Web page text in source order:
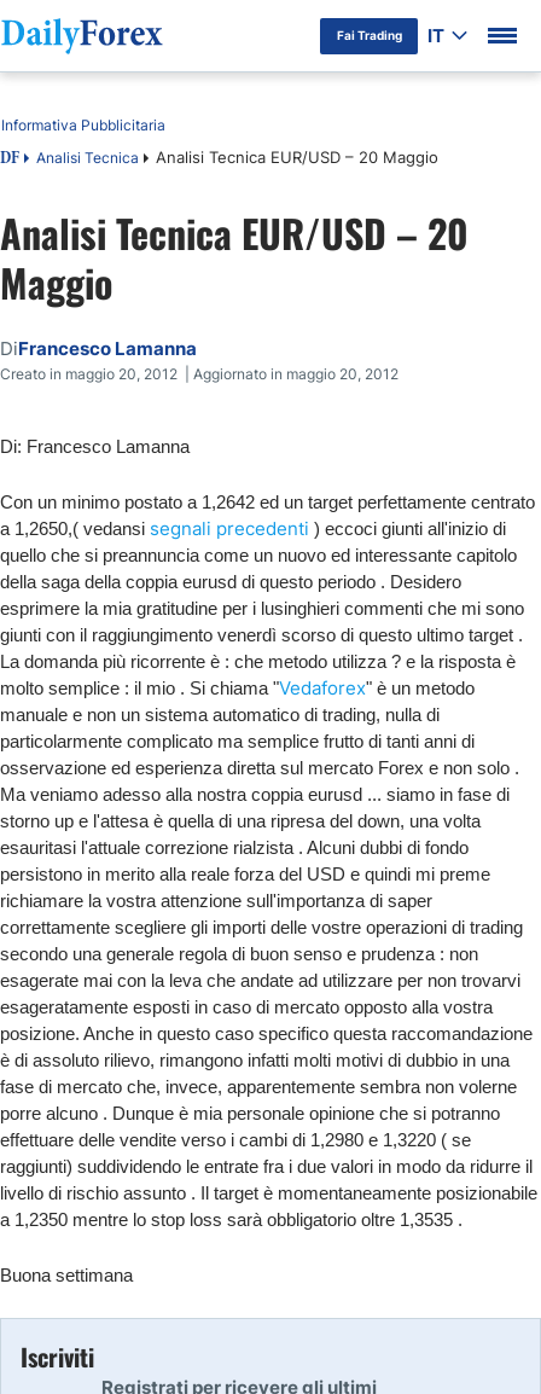
Fai Trading IT
Indice
DF Analisi Tecnica Analisi Tecnica EUR/USD – 20 Maggio
Informativa Pubblicitaria
Analisi Tecnica EUR/USD – 20
Maggio
DiFrancesco Lamanna
Creato in maggio 20, 2012 | Aggiornato in maggio 20, 2012
Di: Francesco Lamanna
Con un minimo postato a 1,2642 ed un target perfettamente centrato
a 1,2650,( vedansi segnali precedenti ) eccoci giunti all'inizio di
quello che si preannuncia come un nuovo ed interessante capitolo
della saga della coppia eurusd di questo periodo . Desidero
esprimere la mia gratitudine per i lusinghieri commenti che mi sono
giunti con il raggiungimento venerdì scorso di questo ultimo target .
La domanda più ricorrente è : che metodo utilizza ? e la risposta è
molto semplice : il mio . Si chiama "Vedaforex" è un metodo
manuale e non un sistema automatico di trading, nulla di
particolarmente complicato ma semplice frutto di tanti anni di
osservazione ed esperienza diretta sul mercato Forex e non solo .
Ma veniamo adesso alla nostra coppia eurusd ... siamo in fase di
storno up e l'attesa è quella di una ripresa del down, una volta
esauritasi l'attuale correzione rialzista . Alcuni dubbi di fondo
persistono in merito alla reale forza del USD e quindi mi preme
richiamare la vostra attenzione sull'importanza di saper
correttamente scegliere gli importi delle vostre operazioni di trading
secondo una generale regola di buon senso e prudenza : non
esagerate mai con la leva che andate ad utilizzare per non trovarvi
esageratamente esposti in caso di mercato opposto alla vostra
posizione. Anche in questo caso specifico questa raccomandazione
è di assoluto rilievo, rimangono infatti molti motivi di dubbio in una
fase di mercato che, invece, apparentemente sembra non volerne
porre alcuno . Dunque è mia personale opinione che si potranno
effettuare delle vendite verso i cambi di 1,2980 e 1,3220 ( se
raggiunti) suddividendo le entrate fra i due valori in modo da ridurre il
livello di rischio assunto . Il target è momentaneamente posizionabile
a 1,2350 mentre lo stop loss sarà obbligatorio oltre 1,3535 .
Buona settimana
Iscriviti
Registrati per ricevere gli ultimi